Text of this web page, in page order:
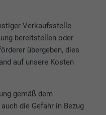
Verkaufsstelle
bereitstellen oder
übergeben, dies
auf unsere Kosten
gemäß dem
die Gefahr in Bezug